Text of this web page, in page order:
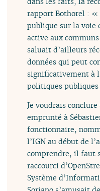
rapport Bothorel : «
publique sur la voie
active aux
saluait d’ailleurs
données qui peut
significativement à
politiques
Je voudrais
emprunté à
fonctionnaire,
l’IGN au début de
comprendre, il faut
raccourci
Système